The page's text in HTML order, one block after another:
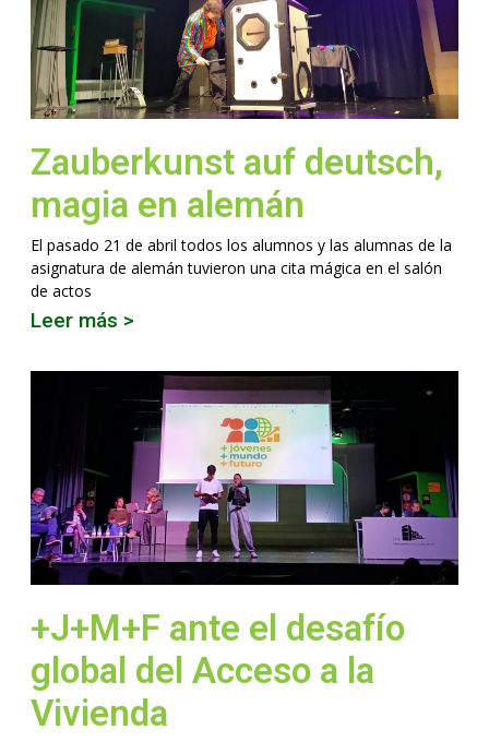
Zauberkunst auf deutsch,
magia en alemán
El pasado 21 de abril todos los alumnos y las alumnas de la
asignatura de alemán tuvieron una cita mágica en el salón
de actos
Leer más >
+J+M+F ante el desafío
global del Acceso a la
Vivienda